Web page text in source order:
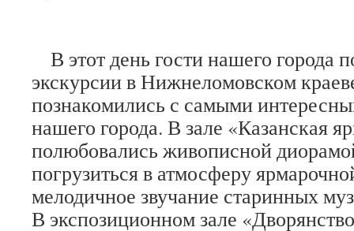
В этот день гости нашего города
экскурсии в Нижнеломовском
познакомились с самыми
нашего города. В зале «Казанская
полюбовались живописной
погрузиться в атмосферу
мелодичное звучание старинных
В экспозиционном зале